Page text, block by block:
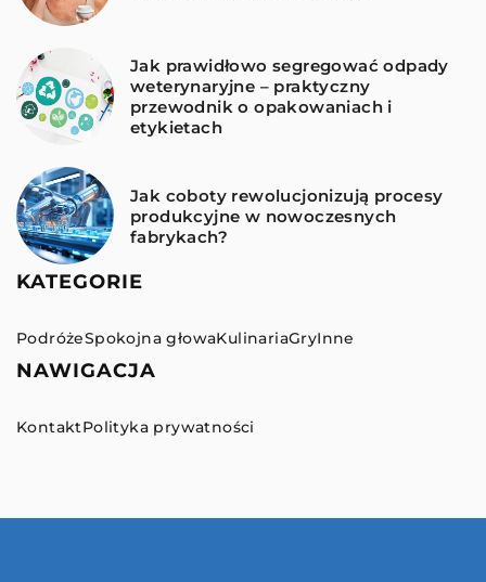
Jak prawidłowo segregować odpady
weterynaryjne – praktyczny
przewodnik o opakowaniach i
etykietach
Jak coboty rewolucjonizują procesy
produkcyjne w nowoczesnych
fabrykach?
KATEGORIE
PodróżeSpokojna głowaKulinariaGryInne
NAWIGACJA
KontaktPolityka prywatności